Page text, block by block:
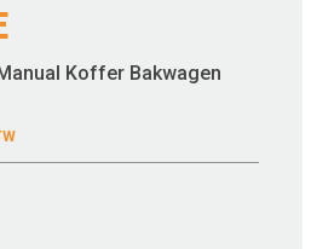
Koffer Bakwagen